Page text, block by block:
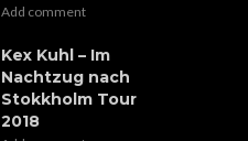
Add comment
Kex Kuhl – Im
Nachtzug nach
Stokkholm Tour
2018